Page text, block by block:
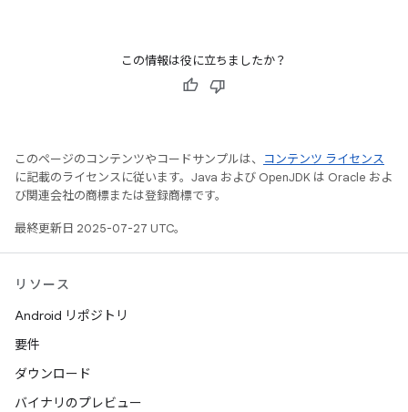
この情報は役に立ちましたか？
このページのコンテンツやコードサンプルは、
コンテンツ ライセンス
に記載のライセンスに従います。Java および OpenJDK は Oracle およ
び関連会社の商標または登録商標です。
最終更新日 2025-07-27 UTC。
リソース
Android リポジトリ
要件
ダウンロード
バイナリのプレビュー